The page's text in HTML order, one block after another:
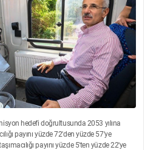
hedefi doğrultusunda 2053 yılına
payını yüzde 72'den yüzde 57'ye
payını yüzde 5'ten yüzde 22'ye